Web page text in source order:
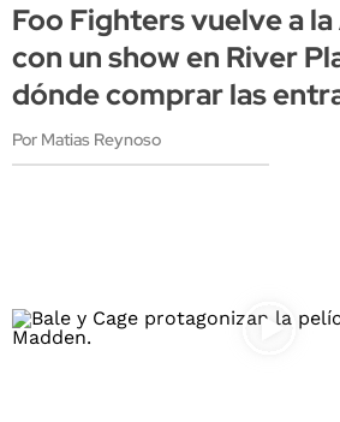
Foo Fighters vuelve a
con un show en River
dónde comprar las
Por Matias Reynoso